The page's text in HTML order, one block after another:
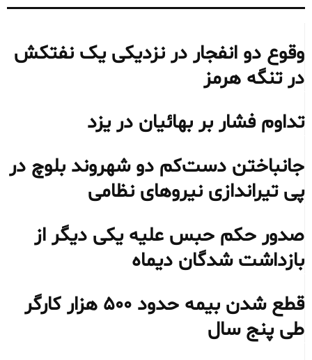
وقوع دو انفجار در نزدیکی یک نفتکش
در تنگه هرمز
تداوم فشار بر بهائیان در یزد
جانباختن دست‌کم دو شهروند بلوچ در
پی تیراندازی نیروهای نظامی
صدور حکم حبس علیه یکی دیگر از
بازداشت شدگان دیماه
قطع شدن بیمه حدود ۵۰۰ هزار کارگر
طی پنج سال